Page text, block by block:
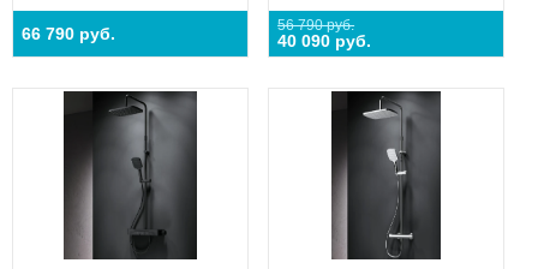
66 790 руб. 56 790 руб.
40 090 руб.